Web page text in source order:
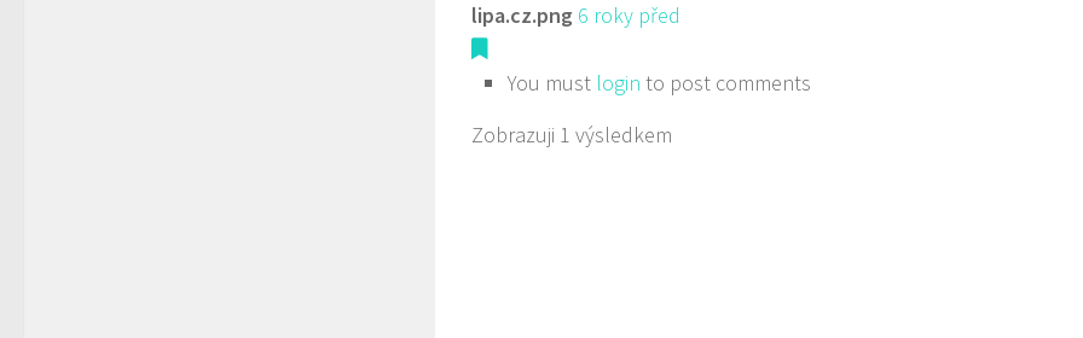
lipa.cz.png 6 roky před
You must login to post comments
Zobrazuji 1 výsledkem